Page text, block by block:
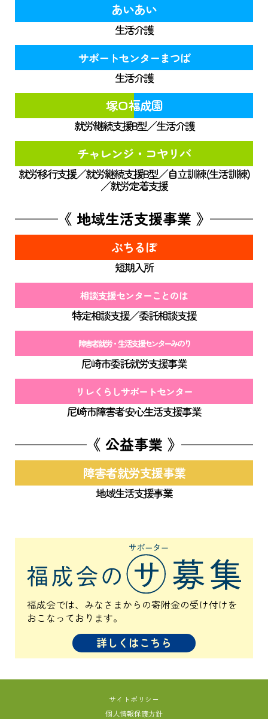
あいあい
生活介護
サポートセンターまつば
生活介護
塚口福成園
就労継続支援B型／生活介護
チャレンジ・コヤリバ
就労移行支援／就労継続支援B型／自立訓練(生活訓練)
／就労定着支援
《 地域生活支援事業 》
ぷちるぽ
短期入所
相談支援センターことのは
特定相談支援／委託相談支援
障害者就労・生活支援センターみのり
尼崎市委託就労支援事業
リレくらしサポートセンター
尼崎市障害者安心生活支援事業
《 公益事業 》
障害者就労支援事業
地域生活支援事業
福成会では、みなさまからの寄附金の受け付けを
おこなっております。
詳しくはこちら
サイトポリシー
個人情報保護方針